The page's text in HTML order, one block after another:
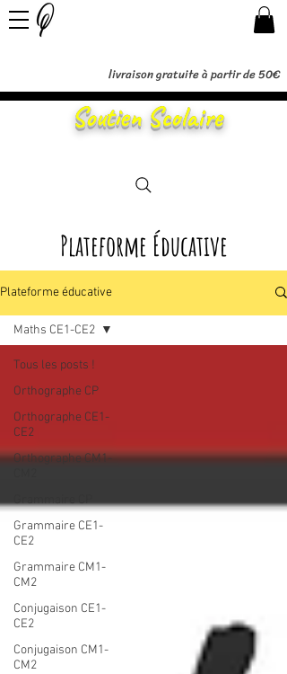
livraison gratuite à partir de 50€
Soutien Scolaire
Plateforme Éducative
Plateforme éducative
Tous les posts !
Orthographe CP
Orthographe CE1-
CE2
Orthographe CM1-
Grammaire CP
Grammaire CE1-
CE2
Grammaire CM1-
CM2
Conjugaison CE1-
CE2
Conjugaison CM1-
CM2
Maths CE1-CE2